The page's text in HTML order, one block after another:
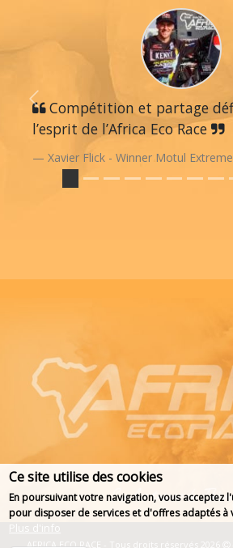
Compétition et partage
l’esprit de l’Africa Eco Race
Xavier Flick - Winner Motul
Previous
AFRICA ECO RACE - Tous droits réservés 2026
Ce site utilise des cookies
En poursuivant votre navigation, vous acceptez
pour disposer de services et d'offres adaptés à
Plus d'info